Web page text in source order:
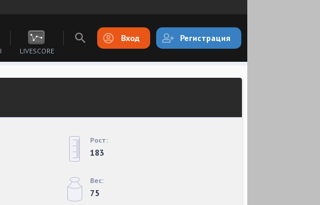
LIVESCORE
Вход Регистрация
Рост:
183
Вес:
75